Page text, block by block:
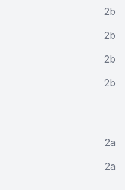
2b
2b
2b
2b
2a
2a